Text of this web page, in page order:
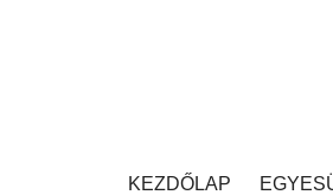
KEZDŐLAP